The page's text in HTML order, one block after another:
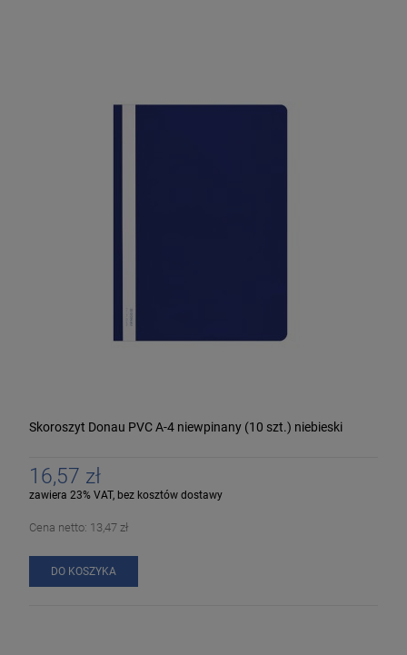
Skoroszyt Donau PVC A-4 niewpinany (10 szt.) niebieski
16,57 zł
zawiera 23% VAT, bez kosztów dostawy
Cena netto: 13,47 zł
DO KOSZYKA